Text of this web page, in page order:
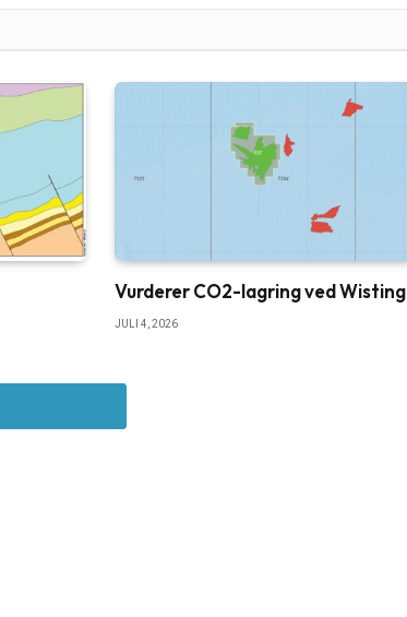
Vurderer CO2-lagring ved Wisting
JULI 4, 2026